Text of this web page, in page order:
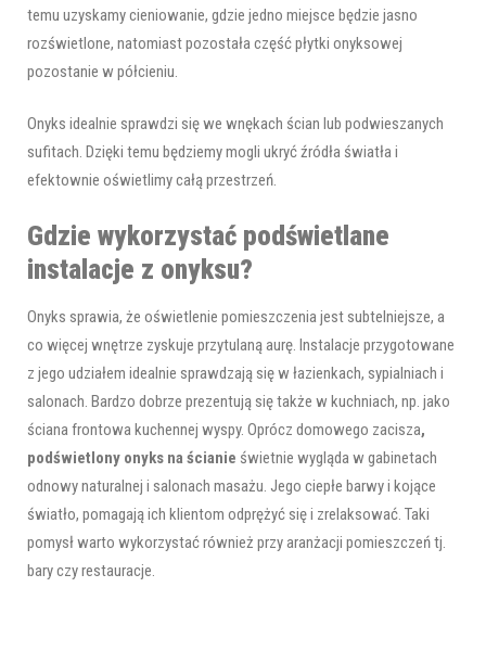
temu uzyskamy cieniowanie, gdzie jedno miejsce będzie jasno
rozświetlone, natomiast pozostała część płytki onyksowej
pozostanie w półcieniu.
Onyks idealnie sprawdzi się we wnękach ścian lub podwieszanych
sufitach. Dzięki temu będziemy mogli ukryć źródła światła i
efektownie oświetlimy całą przestrzeń.
Gdzie wykorzystać podświetlane
instalacje z onyksu?
Onyks sprawia, że oświetlenie pomieszczenia jest subtelniejsze, a
co więcej wnętrze zyskuje przytulaną aurę. Instalacje przygotowane
z jego udziałem idealnie sprawdzają się w łazienkach, sypialniach i
salonach. Bardzo dobrze prezentują się także w kuchniach, np. jako
ściana frontowa kuchennej wyspy. Oprócz domowego zacisza,
podświetlony onyks na ścianie świetnie wygląda w gabinetach
odnowy naturalnej i salonach masażu. Jego ciepłe barwy i kojące
światło, pomagają ich klientom odprężyć się i zrelaksować. Taki
pomysł warto wykorzystać również przy aranżacji pomieszczeń tj.
bary czy restauracje.